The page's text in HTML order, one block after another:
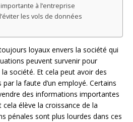
à l’entreprise
les vols de données
loyaux envers la société qui
peuvent survenir pour
société. Et cela peut avoir des
la faute d’un employé. Certains
des informations importantes
cela élève la croissance de la
pénales sont plus lourdes dans ces